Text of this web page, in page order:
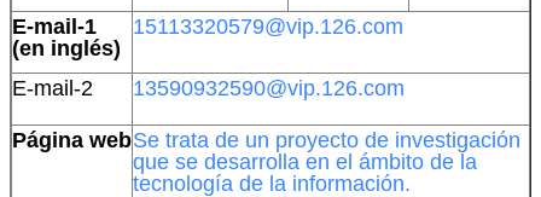
E-mail-1
(en inglés)
15113320579@vip.126.com
E-mail-2 13590932590@vip.126.com
Página webSe trata de un proyecto de investigación
que se desarrolla en el ámbito de la
tecnología de la información.